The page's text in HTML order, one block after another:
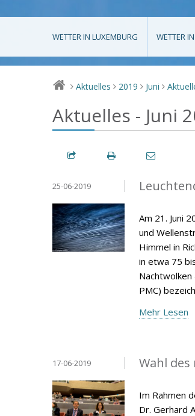
WETTER IN LUXEMBURG WETTER
> Aktuelles > 2019 > Juni >
Aktuelles - Juni
25-06-2019
Am 21. Juni
und
Himmel in
in etwa 75
PMC)
Mehr Lesen
Wahl
17-06-2019
Im Rahmen
Dr. Gerhard